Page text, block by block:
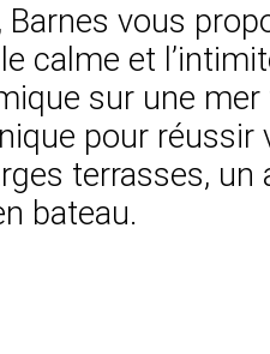
Barnes vous
calme et
sur une
pour réussir
terrasses,
bateau.